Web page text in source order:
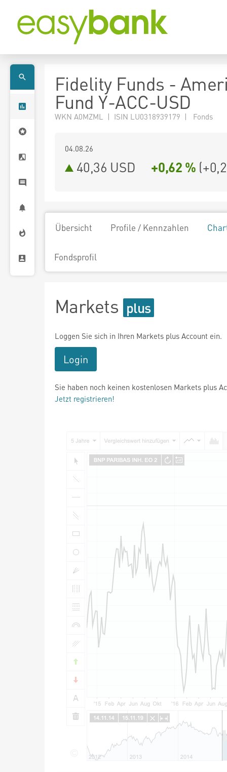
Fidelity Funds -
Fund Y-ACC-USD
WKN A0MZML | ISIN LU0318939179 | Fonds
04.08.26
40,36 USD +0,62 % (
Übersicht Profile / Kennzahlen
Fondsprofil
Markets
Loggen Sie sich in Ihren Markets plus Account ein.
Login
Sie haben noch keinen kostenlosen Markets plus
Jetzt registrieren!